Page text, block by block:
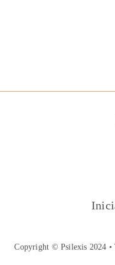
Copyright © Psilexis 2024 •